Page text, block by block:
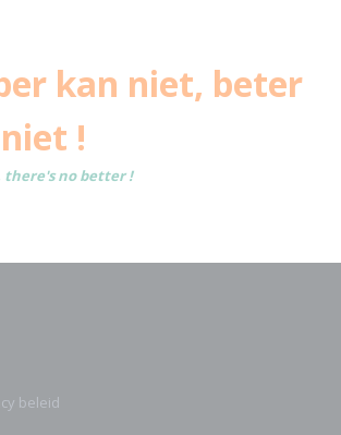
kan niet, beter
!
there's no better !
beleid